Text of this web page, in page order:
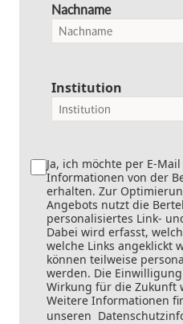
Nachname
Institution
Ja, ich möchte per E-
Informationen von der
erhalten. Zur
Angebots nutzt die
personalisiertes Link-
Dabei wird erfasst,
welche Links angeklickt
können teilweise
werden. Die
Wirkung für die Zukunft
Weitere Informationen
unseren